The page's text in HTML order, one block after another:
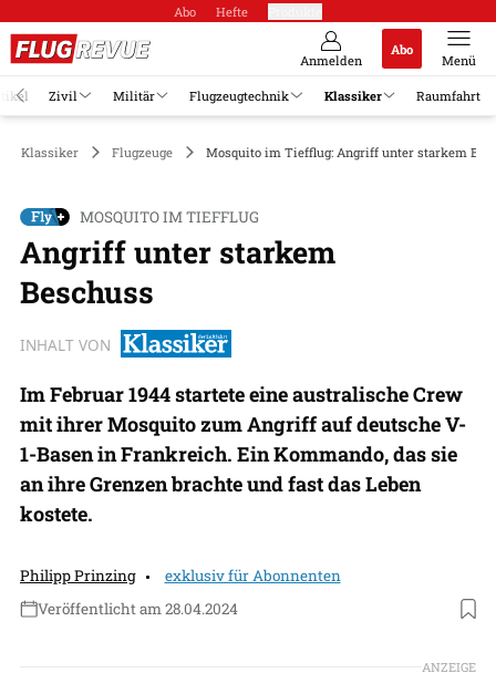
Abo Hefte
Anmelden
Abo
Menü
Zivil Militär Flugzeugtechnik Klassiker Raumfahrt
Klassiker Flugzeuge Mosquito im Tiefflug: Angriff unter starkem
MOSQUITO IM TIEFFLUG
Angriff unter starkem
Beschuss
INHALT VON
Im Februar 1944 startete eine australische Crew
mit ihrer Mosquito zum Angriff auf deutsche V-
1-Basen in Frankreich. Ein Kommando, das sie
an ihre Grenzen brachte und fast das Leben
kostete.
Philipp Prinzing
exklusiv für Abonnenten
Veröffentlicht am 28.04.2024
Foto: Lucio Perinotto
ANZEIGE